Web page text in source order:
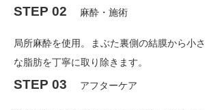
STEP 02 麻酔・施術
局所麻酔を使用。まぶた裏側の結膜から小
な脂肪を丁寧に取り除きます。
STEP 03 アフターケア